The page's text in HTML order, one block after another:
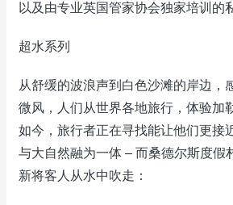
以及由专业英国管家协会独家培训的
超水系列
从舒缓的波浪声到白色沙滩的岸边，
微风，人们从世界各地旅行，体验加
如今，旅行者正在寻找能让他们更接
与大自然融为一体 – 而桑德尔斯度假
新将客人从水中吹走：